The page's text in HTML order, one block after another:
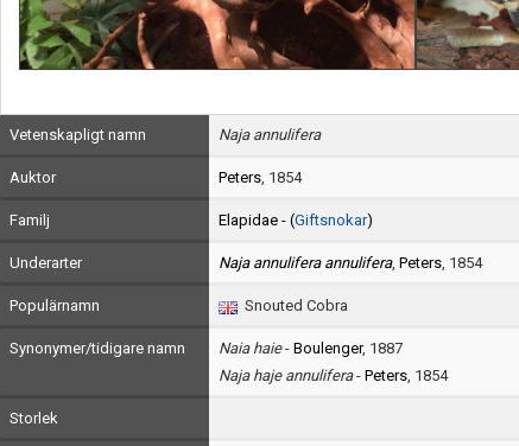
Vetenskapligt namn Naja annulifera
Auktor Peters, 1854
Familj Elapidae - (Giftsnokar)
Underarter Naja annulifera annulifera, Peters, 1854
Populärnamn Snouted Cobra
Synonymer/tidigare namn Naia haie- Boulenger, 1887
Naja haje annulifera- Peters, 1854
Storlek